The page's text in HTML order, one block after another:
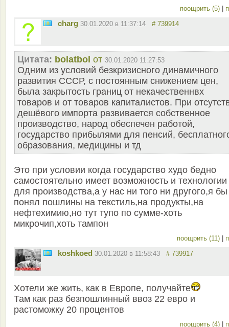
поощрить (5)
charg 30.01.2020 в 11:37:14 # 739914
Цитата: bolatbol от 30.01.2020 11:27:53
Одним из условий безкризисного динамичного
развития СССР, с постоянным снижением цен,
была закрытость границ от некачественнвх
товаров и от товаров капиталистов. При
дешёвого импорта развивается собственное
производство, народ обеспечен работой,
государство прибылями для пенсий,
образования, медицины и тд
Это при условии когда государство худо бедно
самостоятельно имеет возможность и технологии
для производства,а у нас ни того ни другого,я бы
понял пошлины на текстиль,на продукты,на
нефтехимию,но тут тупо по сумме-хоть
микрочип,хоть тампон
поощрить (11)
koshkoed 30.01.2020 в 11:58:43 # 739917
Хотели же жить, как в Европе, получайте
Там как раз безпошлинный ввоз 22 евро и
растоможку 20 процентов
поощрить (4)